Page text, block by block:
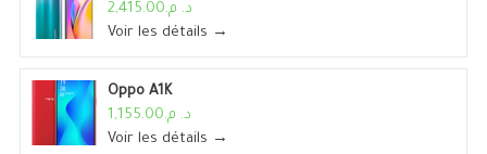
د. م.2,415.00
Voir les détails →
Oppo A1K
د. م.1,155.00
Voir les détails →